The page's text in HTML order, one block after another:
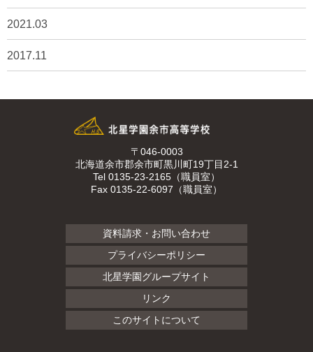
2021.03
2017.11
〒046-0003
北海道余市郡余市町黒川町19丁目2-1
Tel 0135-23-2165（職員室）
Fax 0135-22-6097（職員室）
資料請求・お問い合わせ
プライバシーポリシー
北星学園グループサイト
リンク
このサイトについて